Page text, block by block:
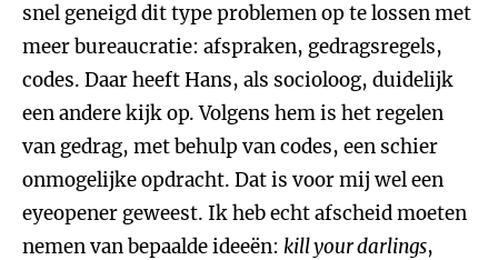
snel geneigd dit type problemen op te lossen met
meer bureaucratie: afspraken, gedragsregels,
codes. Daar heeft Hans, als socioloog, duidelijk
een andere kijk op. Volgens hem is het regelen
van gedrag, met behulp van codes, een schier
onmogelijke opdracht. Dat is voor mij wel een
eyeopener geweest. Ik heb echt afscheid moeten
nemen van bepaalde ideeën: kill your darlings,